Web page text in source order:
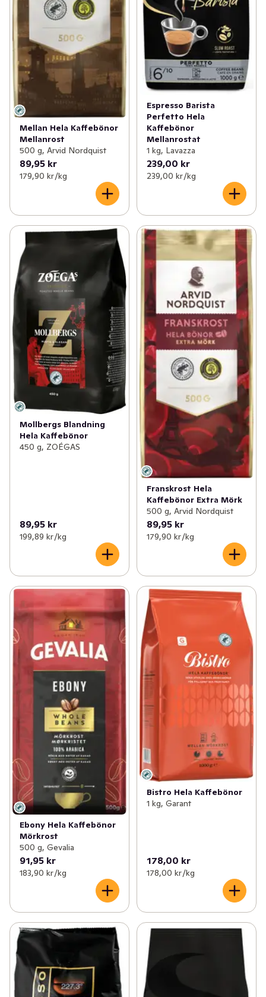
Mellan Hela Kaffebönor
Mellanrost
500 g, Arvid Nordquist
89,95 kr
179,90 kr /kg
Espresso Barista
Perfetto Hela
Kaffebönor
Mellanrostat
1 kg, Lavazza
239,00 kr
239,00 kr /kg
Mollbergs Blandning
Hela Kaffebönor
450 g, ZOÉGAS
89,95 kr
199,89 kr /kg
Franskrost Hela
Kaffebönor Extra Mörk
500 g, Arvid Nordquist
89,95 kr
179,90 kr /kg
Ebony Hela Kaffebönor
Mörkrost
500 g, Gevalia
91,95 kr
183,90 kr /kg
Bistro Hela Kaffebönor
1 kg, Garant
178,00 kr
178,00 kr /kg